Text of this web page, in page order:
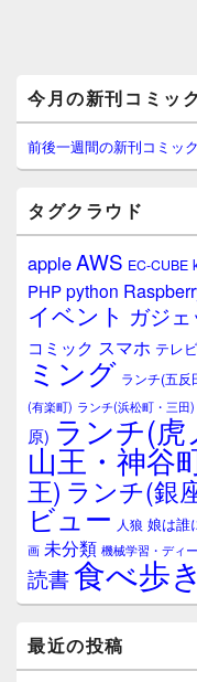
イ
ン
サ
イ
ウ
ィ
ジ
ェ
ア
今月の新刊コミッ
前後一週間の新刊コミッ
タグクラウド
appleAWS EC-CUBE
PHPpython
イベント ガジェ
コミック スマホ テレ
ミング ランチ(五反
(有楽町) ランチ(浜松町・三田)
原) ランチ(
山王・神谷
王) ランチ(銀
ビュー 人狼 娘は誰
画 未分類 機械学習・ディ
読書食べ歩
最近の投稿